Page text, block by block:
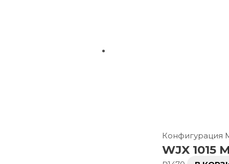
Конфигурация
WJX 1015